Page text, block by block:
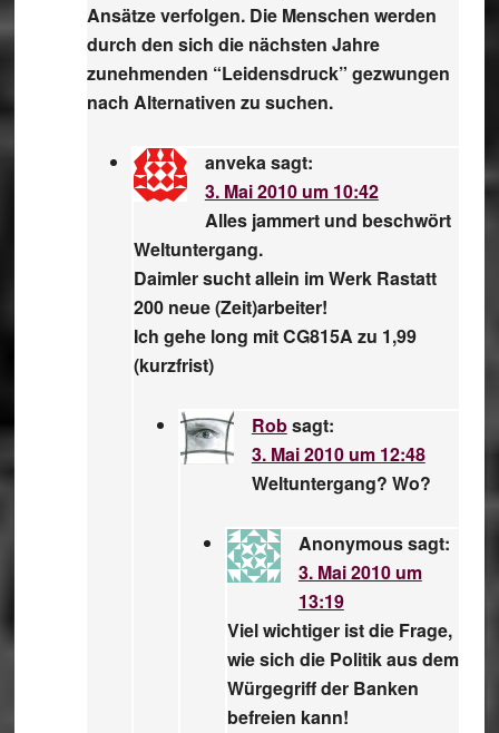
Ansätze verfolgen. Die Menschen werden
durch den sich die nächsten Jahre
zunehmenden “Leidensdruck” gezwungen
nach Alternativen zu suchen.
anvekasagt:
3. Mai 2010 um 10:42
Alles jammert und beschwört
Weltuntergang.
Daimler sucht allein im Werk Rastatt
200 neue (Zeit)arbeiter!
Ich gehe long mit CG815A zu 1,99
(kurzfrist)
Robsagt:
3. Mai 2010 um 12:48
Weltuntergang? Wo?
Anonymoussagt:
3. Mai 2010 um
13:19
Viel wichtiger ist die Frage,
wie sich die Politik aus dem
Würgegriff der Banken
befreien kann!